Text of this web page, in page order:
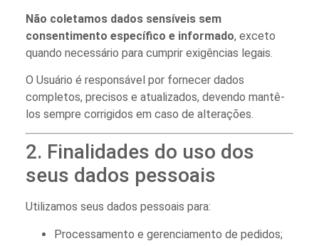
Não coletamos dados sensíveis sem
consentimento específico e informado, exceto
quando necessário para cumprir exigências legais.
O Usuário é responsável por fornecer dados
completos, precisos e atualizados, devendo mantê-
los sempre corrigidos em caso de alterações.
2. Finalidades do uso dos
seus dados pessoais
Utilizamos seus dados pessoais para:
Processamento e gerenciamento de pedidos;